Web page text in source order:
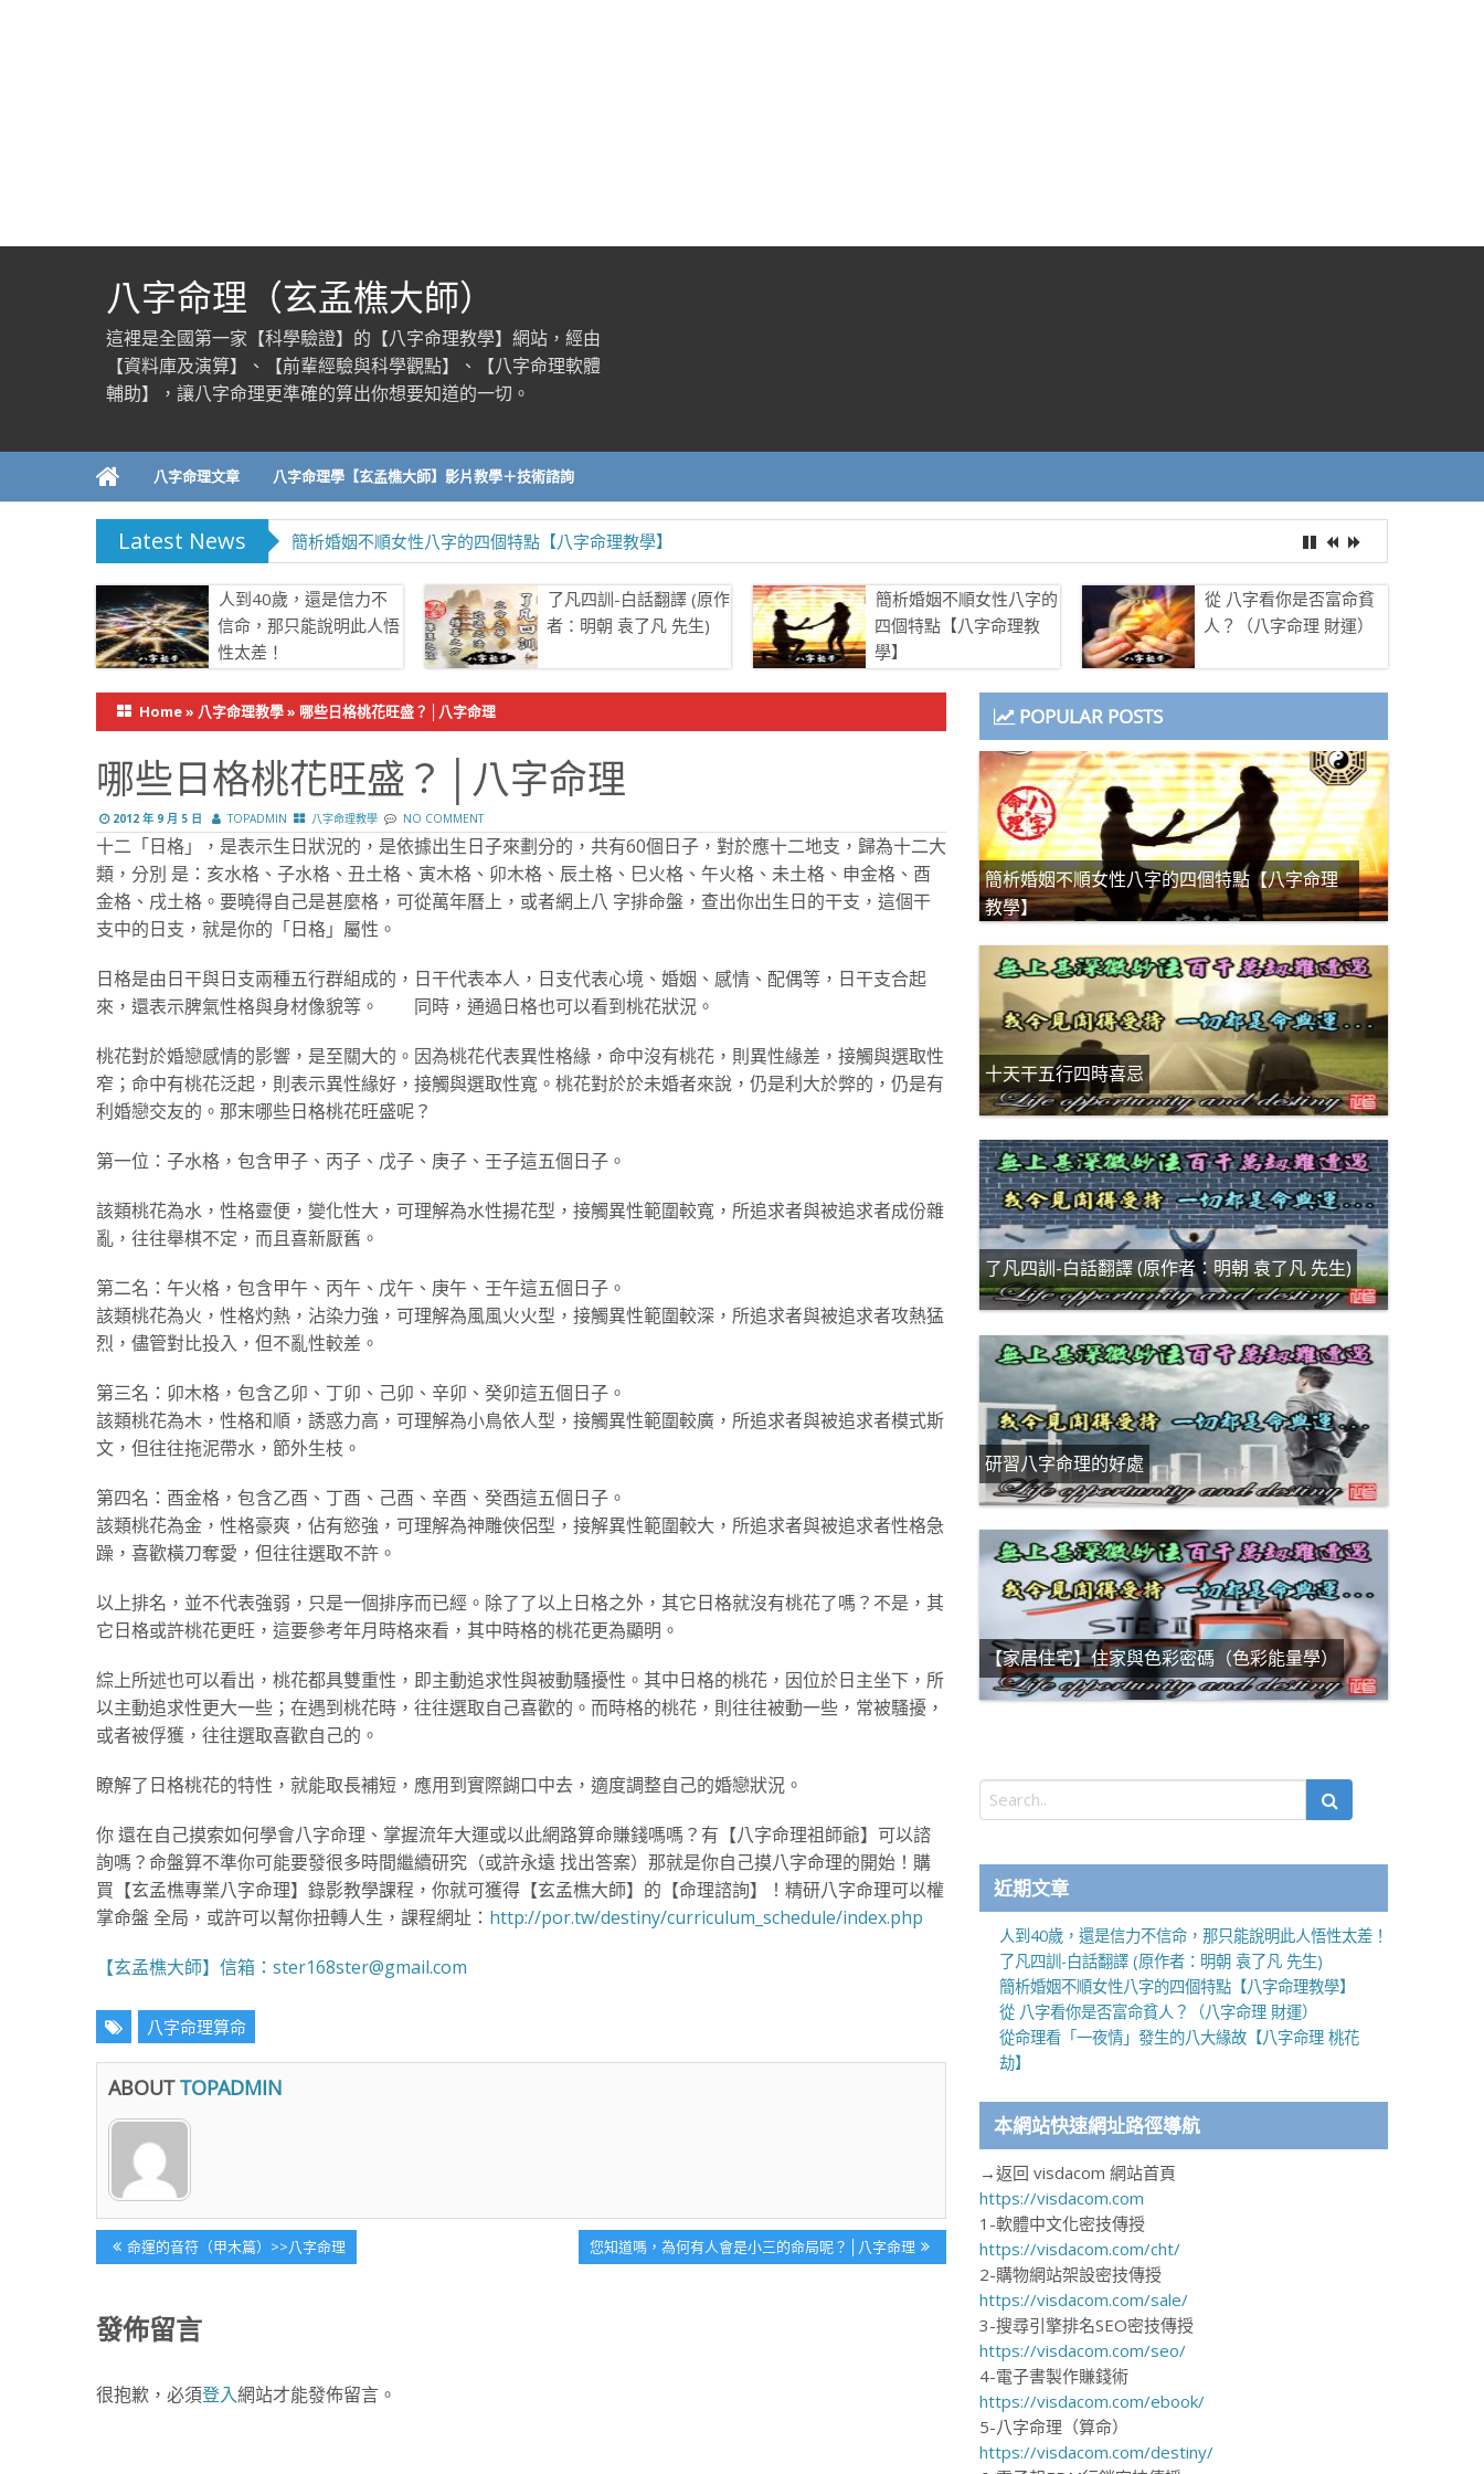
八字命理（玄孟樵大師）
這裡是全國第一家【科學驗證】的【八字命理教學】網站，經由
【資料庫及演算】、【前輩經驗與科學觀點】、【八字命理軟體
輔助】，讓八字命理更準確的算出你想要知道的一切。
八字命理文章 八字命理學【玄孟樵大師】影片教學＋技術諮詢
Latest News 簡析婚姻不順女性八字的四個特點【八字命理教學】
人到40歲，還是信力不
信命，那只能說明此人悟
性太差！
了凡四訓-白話翻譯 (原作
者：明朝 袁了凡 先生)
簡析婚姻不順女性八字的
四個特點【八字命理教
學】
從 八字看你是否富命貧
人？（八字命理 財運）
Home» 八字命理教學» 哪些日格桃花旺盛？│八字命理
哪些日格桃花旺盛？│八字命理
2012 年 9 月 5 日 TOPADMIN 八字命理教學 NO COMMENT
十二「日格」，是表示生日狀況的，是依據出生日子來劃分的，共有60個日子，對於應十二地支，歸為十二大
類，分別 是：亥水格、子水格、丑土格、寅木格、卯木格、辰土格、巳火格、午火格、未土格、申金格、酉
金格、戌土格。要曉得自己是甚麼格，可從萬年曆上，或者網上八 字排命盤，查出你出生日的干支，這個干
支中的日支，就是你的「日格」屬性。
日格是由日干與日支兩種五行群組成的，日干代表本人，日支代表心境、婚姻、感情、配偶等，日干支合起
來，還表示脾氣性格與身材像貌等。 同時，通過日格也可以看到桃花狀況。
桃花對於婚戀感情的影響，是至關大的。因為桃花代表異性格緣，命中沒有桃花，則異性緣差，接觸與選取性
窄；命中有桃花泛起，則表示異性緣好，接觸與選取性寬。桃花對於於未婚者來說，仍是利大於弊的，仍是有
利婚戀交友的。那末哪些日格桃花旺盛呢？
第一位：子水格，包含甲子、丙子、戊子、庚子、壬子這五個日子。
該類桃花為水，性格靈便，變化性大，可理解為水性揚花型，接觸異性範圍較寬，所追求者與被追求者成份雜
亂，往往舉棋不定，而且喜新厭舊。
第二名：午火格，包含甲午、丙午、戊午、庚午、壬午這五個日子。
該類桃花為火，性格灼熱，沾染力強，可理解為風風火火型，接觸異性範圍較深，所追求者與被追求者攻熱猛
烈，儘管對比投入，但不亂性較差。
第三名：卯木格，包含乙卯、丁卯、己卯、辛卯、癸卯這五個日子。
該類桃花為木，性格和順，誘惑力高，可理解為小鳥依人型，接觸異性範圍較廣，所追求者與被追求者模式斯
文，但往往拖泥帶水，節外生枝。
第四名：酉金格，包含乙酉、丁酉、己酉、辛酉、癸酉這五個日子。
該類桃花為金，性格豪爽，佔有慾強，可理解為神雕俠侶型，接解異性範圍較大，所追求者與被追求者性格急
躁，喜歡橫刀奪愛，但往往選取不許。
以上排名，並不代表強弱，只是一個排序而已經。除了了以上日格之外，其它日格就沒有桃花了嗎？不是，其
它日格或許桃花更旺，這要參考年月時格來看，其中時格的桃花更為顯明。
綜上所述也可以看出，桃花都具雙重性，即主動追求性與被動騷擾性。其中日格的桃花，因位於日主坐下，所
以主動追求性更大一些；在遇到桃花時，往往選取自己喜歡的。而時格的桃花，則往往被動一些，常被騷擾，
或者被俘獲，往往選取喜歡自己的。
瞭解了日格桃花的特性，就能取長補短，應用到實際餬口中去，適度調整自己的婚戀狀況。
你 還在自己摸索如何學會八字命理、掌握流年大運或以此網路算命賺錢嗎嗎？有【八字命理祖師爺】可以諮
詢嗎？命盤算不準你可能要發很多時間繼續研究（或許永遠 找出答案）那就是你自己摸八字命理的開始！購
買【玄孟樵專業八字命理】錄影教學課程，你就可獲得【玄孟樵大師】的【命理諮詢】！精研八字命理可以權
掌命盤 全局，或許可以幫你扭轉人生，課程網址： http://por.tw/destiny/curriculum_schedule/index.php
【玄孟樵大師】信箱：ster168ster@gmail.com
八字命理算命
ABOUT TOPADMIN
文
章
Previous
Post:
命運的音符（甲木篇）>>八字命理
Next
Post:
您知道嗎，為何有人會是小三的命局呢？│八字命理
發佈留言
很抱歉，必須登入網站才能發佈留言。
POPULAR POSTS
簡析婚姻不順女性八字的四個特點【八字命理
教學】
十天干五行四時喜忌
了凡四訓-白話翻譯 (原作者：明朝 袁了凡 先生)
研習八字命理的好處
【家居住宅】住家與色彩密碼（色彩能量學）
近期文章
人到40歲，還是信力不信命，那只能說明此人悟性太差！
了凡四訓-白話翻譯 (原作者：明朝 袁了凡 先生)
簡析婚姻不順女性八字的四個特點【八字命理教學】
從 八字看你是否富命貧人？（八字命理 財運）
從命理看「一夜情」發生的八大緣故【八字命理 桃花
劫】
本網站快速網址路徑導航
→返回 visdacom 網站首頁
https://visdacom.com
1-軟體中文化密技傳授
https://visdacom.com/cht/
2-購物網站架設密技傳授
https://visdacom.com/sale/
3-搜尋引擎排名SEO密技傳授
https://visdacom.com/seo/
4-電子書製作賺錢術
https://visdacom.com/ebook/
5-八字命理（算命）
https://visdacom.com/destiny/